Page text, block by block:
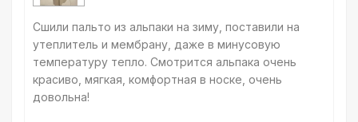
Сшили пальто из альпаки на зиму, поставили на
утеплитель и мембрану, даже в минусовую
температуру тепло. Смотрится альпака очень
красиво, мягкая, комфортная в носке, очень
довольна!